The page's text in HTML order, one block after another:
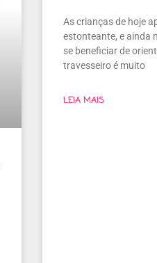
As crianças de hoje
estonteante, e ainda
se beneficiar de
travesseiro é muito
LEIA MAIS